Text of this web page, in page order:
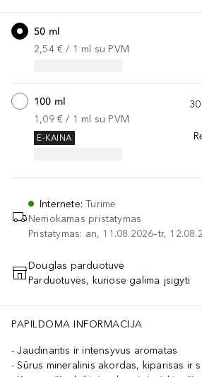
50 ml
2,54 € / 1 ml su PVM
100 ml
1,09 € / 1 ml su PVM
E-KAINA
Internete:Turime
Nemokamas pristatymas
Pristatymas: an, 11.08.2026–tr,
PRIDĖTI Į KREPŠELĮ
Douglas parduotuvė
Parduotuvės, kuriose galima įsigyti
PAPILDOMA INFORMACIJA
Jaudinantis ir intensyvus aromatas
Sūrus mineralinis akordas, kiparisas ir